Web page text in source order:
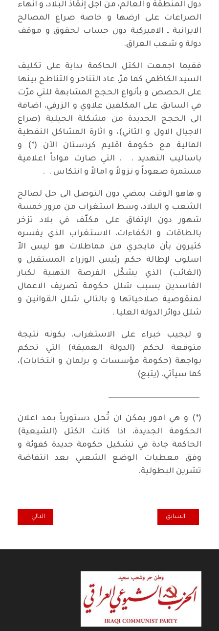
دول المنطقة و العالم، من اجل إنقاذ البلاد، و انهاء
الصراعات على ارضها و خاصة صراع المصالح
الايرانية ـ الاميركية دون حساب لحقوق و موقف
دولة و شعب العراق.
ففيما اجمعت الكتل الحاكمة بداية على تكليف
السيد الكاظمي كما مرّ، عاد التناحر و التناطح بينها
على الحصص و بأنواع الحجج المشابهة للتي مرّت
في السابق على المكلفين علاوي و الزرفي، اضافة
الى الحجج الجديدة من مشكلة الجيلية (صراع
الاجيال الاول و الثاني)، و اثارة المشاكل النفطية
المالية مع حكومة اقليم كردستان الآن (*) و
باساليب التهديد . . التي صارت مواداً اعلامية
مستمرة صعوداً و نزولاً و امالاً و انتكاس . .
و هاهو الوقت يمضي دون التوصل الى حل لصالح
الشعب و البلاد، وسط استغراب من مرور خمسة
شهور دون الإتفاق على مكلّف في بلاد تزخر
بالطاقات و الكفاءات، الاستغراب الذي يفسره
كثيرون بأن مايجري من مماطلات هو ليس الاّ
اسلوب لإطالة حكم رئيس الوزراء المستقيل و
(الغائب) الذي يشكّل الفرصة الذهبية لكبار
الفاسدين بسبب شلل حكومة تصريف الاعمال
لمنقوصية صلاحياتها و بالتالي شلل القوانين و
شلل دوائر الدولة العليا .
و ليجيب خبراء على الاستغراب، بكونه نتيجة
متوقعة لحكم (الدولة العميقة) التي تحكم
بواجهة (حكومة مؤسسات و برلمان و انتخابات)،
كما سيأتي. (يتبع)
ــــــــــــــــــــــــــــــــــــــــــــــــــــــــــــــ
(*) و هي امور يمكن ان تُحل دستورياً بعد اعلان
الحكومة الجديدة، اذا كانت الكتل (الشيعية)
الحاكمة جادة في تشكيل حكومة جديدة كفوئة و
وفق معطيات الوضع الشعبي بعد انتفاضة
تشرين البطولية.
المقال السابق: إنخفاض اسعار النفط جفف منابع تمويل دول الجوار
السابق المقال التالي:
التالي